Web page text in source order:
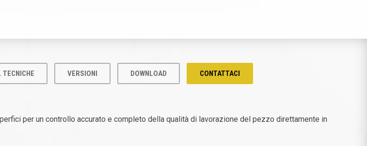
TECNICHE VERSIONI DOWNLOAD CONTATTACI
per un controllo accurato e completo della qualità di lavorazione del pezzo direttamente in